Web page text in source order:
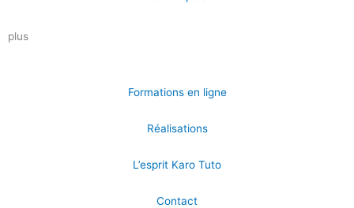
plus
Formations en ligne
Réalisations
L’esprit Karo Tuto
Contact